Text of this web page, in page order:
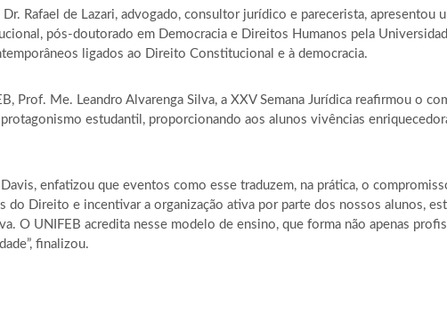
Rafael de Lazari, advogado, consultor jurídico e parecerista, apresentou
pós-doutorado em Democracia e Direitos Humanos pela
ligados ao Direito Constitucional e à democracia.
Prof. Me. Leandro Alvarenga Silva, a XXV Semana Jurídica reafirmou o
estudantil, proporcionando aos alunos vivências
enfatizou que eventos como esse traduzem, na prática, o
do Direito e incentivar a organização ativa por parte dos nossos alunos,
O UNIFEB acredita nesse modelo de ensino, que forma não apenas
finalizou.